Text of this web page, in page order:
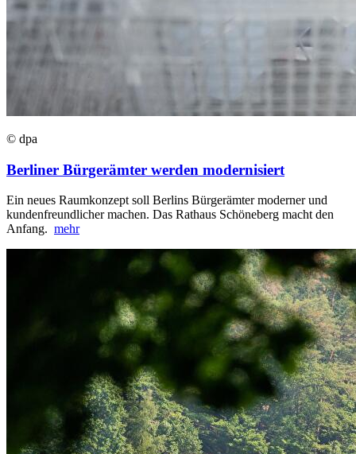
© dpa
Berliner Bürgerämter werden modernisiert
Ein neues Raumkonzept soll Berlins Bürgerämter moderner und
kundenfreundlicher machen. Das Rathaus Schöneberg macht den
Anfang. mehr